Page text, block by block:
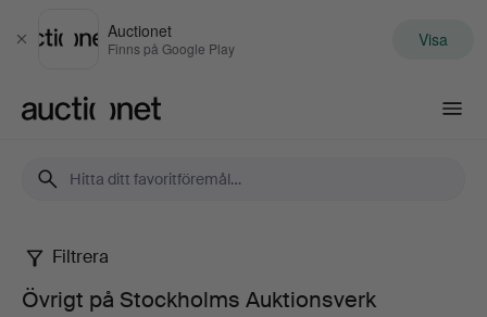
Stäng
Auctionet
Finns på Google Play Visa
Övrigt
Filtrera
Övrigt på Stockholms Auktionsverk